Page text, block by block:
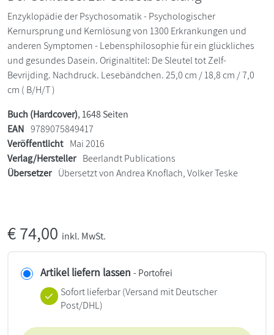
Enzyklopädie der Psychosomatik - Psychologischer
Kernursprung und Kernlösung von 1300 Erkrankungen und
anderen Symptomen - Lebensphilosophie für ein glückliches
und gesundes Dasein. Originaltitel: De Sleutel tot Zelf-
Bevrijding. Nachdruck. Lesebändchen. 25,0 cm / 18,8 cm / 7,0
cm ( B/H/T )
Buch (Hardcover), 1648 Seiten
EAN 9789075849417
Veröffentlicht Mai 2016
Verlag/Hersteller Beerlandt Publications
Übersetzer Übersetzt von Andrea Knoflach, Volker Teske
€74,00 inkl. MwSt.
Artikel liefern lassen - Portofrei
Sofort lieferbar(Versand mit Deutscher
Post/DHL)